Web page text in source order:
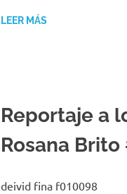
LEER MÁS
Reportaje a
Rosana
deivid fina f010098